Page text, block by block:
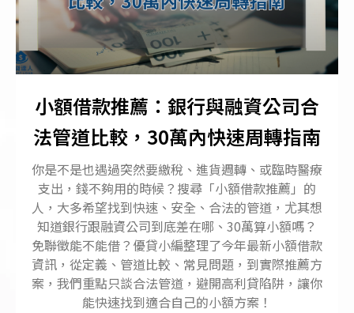
小額借款推薦：銀行與融資公司合
法管道比較，30萬內快速周轉指南
你是不是也遇過突然要繳稅、進貨週轉、或臨時醫療
支出，錢不夠用的時候？搜尋「小額借款推薦」的
人，大多希望找到快速、安全、合法的管道，尤其想
知道銀行跟融資公司到底差在哪、30萬算小額嗎？
免聯徵能不能借？優貸小編整理了今年最新小額借款
資訊，從定義、管道比較、常見問題，到實際推薦方
案，我們重點只談合法管道，避開高利貸陷阱，讓你
能快速找到適合自己的小額方案！